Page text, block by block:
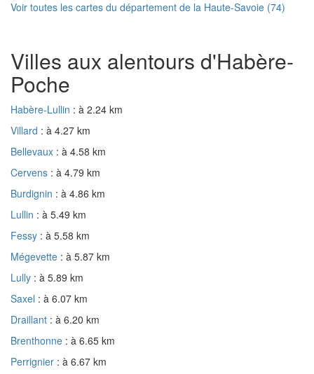
Voir toutes les cartes du département de la Haute-Savoie (74)
Villes aux alentours d'Habère-
Poche
Habère-Lullin : à 2.24 km
Villard : à 4.27 km
Bellevaux : à 4.58 km
Cervens : à 4.79 km
Burdignin : à 4.86 km
Lullin : à 5.49 km
Fessy : à 5.58 km
Mégevette : à 5.87 km
Lully : à 5.89 km
Saxel : à 6.07 km
Draillant : à 6.20 km
Brenthonne : à 6.65 km
Perrignier : à 6.67 km